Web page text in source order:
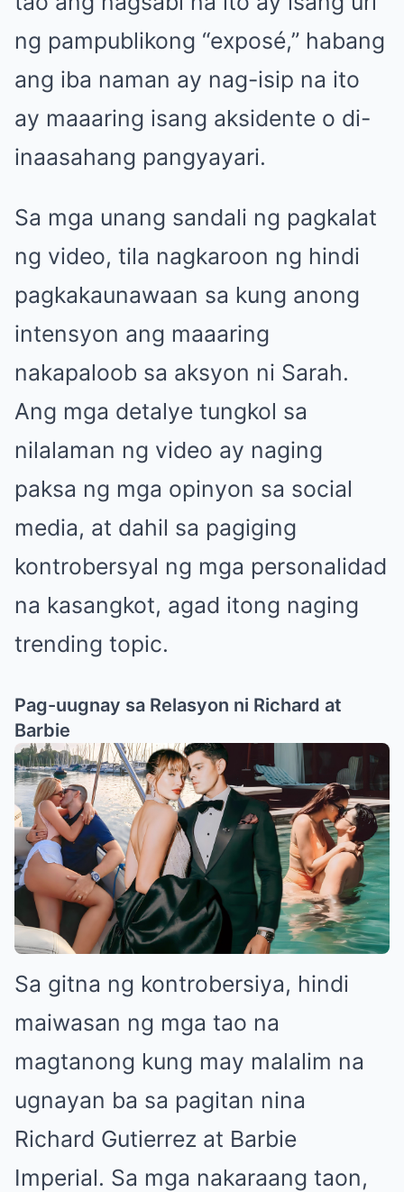
ng pampublikong “exposé,” habang
ang iba naman ay nag-isip na ito
ay maaaring isang aksidente o di-
inaasahang pangyayari.
Sa mga unang sandali ng pagkalat
ng video, tila nagkaroon ng hindi
pagkakaunawaan sa kung anong
intensyon ang maaaring
nakapaloob sa aksyon ni Sarah.
Ang mga detalye tungkol sa
nilalaman ng video ay naging
paksa ng mga opinyon sa social
media, at dahil sa pagiging
kontrobersyal ng mga personalidad
na kasangkot, agad itong naging
trending topic.
Pag-uugnay sa Relasyon ni Richard at
Barbie
Sa gitna ng kontrobersiya, hindi
maiwasan ng mga tao na
magtanong kung may malalim na
ugnayan ba sa pagitan nina
Richard Gutierrez at Barbie
Imperial. Sa mga nakaraang taon,